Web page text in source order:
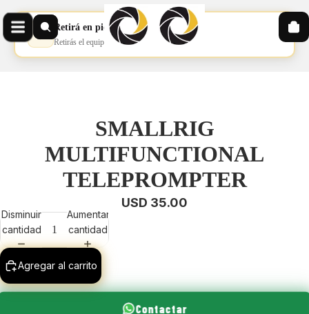
📦 Retirá en pickup
Retirás el equipo en nuestro pickup
SMALLRIG
MULTIFUNCTIONAL
TELEPROMPTER
USD 35.00
Disminuir
cantidad
Aumentar
cantidad
Agregar al carrito
Contactar